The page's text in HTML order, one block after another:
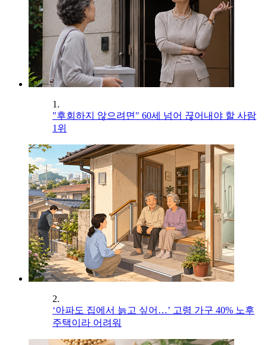
1.
"후회하지 않으려면" 60세 넘어 끊어내야 할 사람
1위
2.
‘아파도 집에서 늙고 싶어…’ 고령 가구 40% 노후
주택이라 어려워